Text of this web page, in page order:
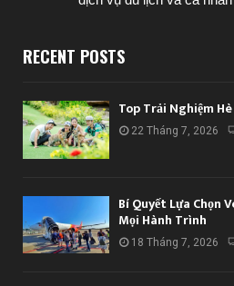
RECENT POSTS
Top Trải Nghiệm Hè
22 Tháng 7, 2026
Bí Quyết Lựa Chọn
Mọi Hành Trình
18 Tháng 7, 2026